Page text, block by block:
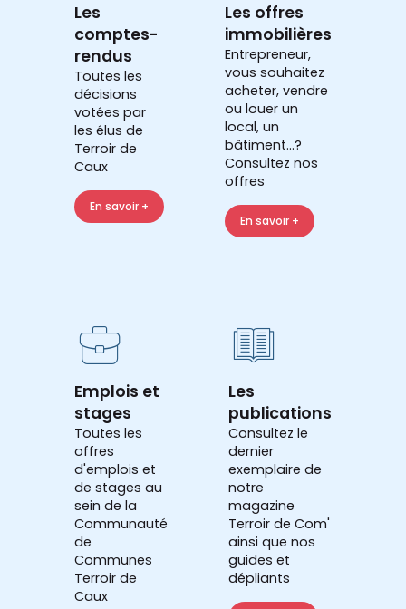
Les
comptes-
rendus
Toutes les
décisions
votées par
les élus de
Terroir de
Caux
En savoir +
Les offres
immobilières
Entrepreneur,
vous souhaitez
acheter, vendre
ou louer un
local, un
bâtiment...?
Consultez nos
offres
En savoir +
Emplois et
stages
Toutes les
offres
d'emplois et
de stages au
sein de la
Communauté
de
Communes
Terroir de
Caux
Les
publications
Consultez le
dernier
exemplaire de
notre
magazine
Terroir de Com'
ainsi que nos
guides et
dépliants